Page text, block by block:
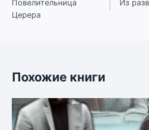
по
Повелительница
Церера
Из
Похожие книги